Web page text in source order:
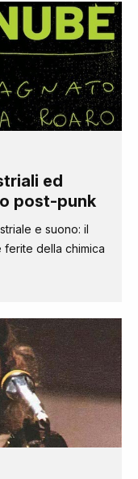
ed
post-punk
e suono: il
della chimica